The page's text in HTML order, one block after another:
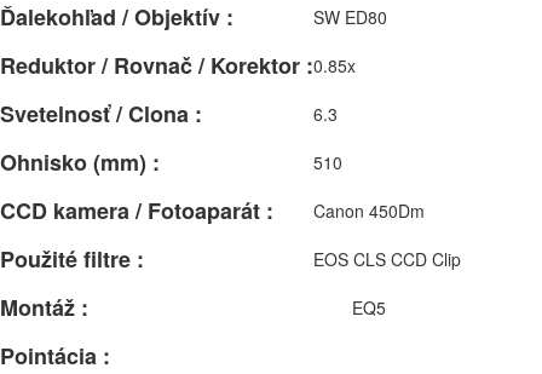
Ďalekohľad / Objektív : SW ED80
Reduktor / Rovnač / Korektor :0.85x
Svetelnosť / Clona : 6.3
Ohnisko (mm) : 510
CCD kamera / Fotoaparát : Canon 450Dm
Použité filtre : EOS CLS CCD Clip
Montáž : EQ5
Pointácia :